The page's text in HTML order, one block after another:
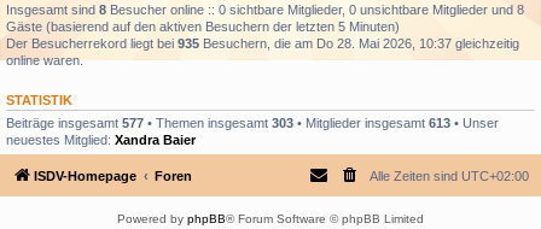
Insgesamt sind 8 Besucher online :: 0 sichtbare Mitglieder, 0 unsichtbare Mitglieder und 8
Gäste (basierend auf den aktiven Besuchern der letzten 5 Minuten)
Der Besucherrekord liegt bei 935 Besuchern, die am Do 28. Mai 2026, 10:37 gleichzeitig
online waren.
STATISTIK
Beiträge insgesamt 577 • Themen insgesamt 303 • Mitglieder insgesamt 613 • Unser
neuestes Mitglied: Xandra Baier
ISDV-Homepage Foren Alle Zeiten sind UTC+02:00
Powered by phpBB® Forum Software © phpBB Limited